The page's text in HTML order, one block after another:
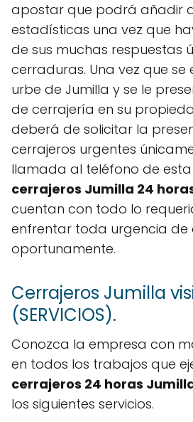
apostar que podrá añadir
estadísticas una vez que
de sus muchas respuestas
cerraduras. Una vez que se
urbe de Jumilla y se le
de cerrajería en su
deberá de solicitar la
cerrajeros urgentes
llamada al teléfono de
cerrajeros Jumilla 24
cuentan con todo lo
enfrentar toda urgencia de
oportunamente.
Cerrajeros Jumilla
(SERVICIOS).
Conozca la empresa con
en todos los trabajos que
cerrajeros 24 horas
los siguientes servicios.